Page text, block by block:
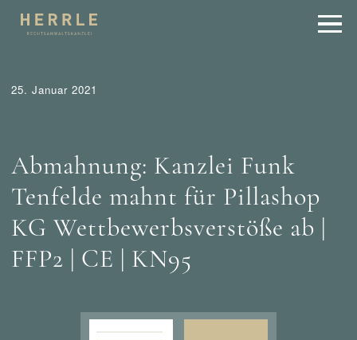
25. Januar 2021
Abmahnung: Kanzlei Funk
Tenfelde mahnt für Pillashop
KG Wettbewerbsverstöße ab |
FFP2 | CE | KN95